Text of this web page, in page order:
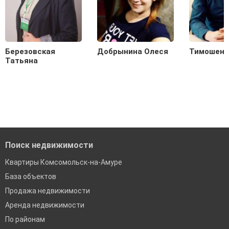
Березовская
Татьяна
Добрынина Олеся
Поиск недвижимости
Квартиры Комсомольск-на-Амуре
База объектов
Продажа недвижимости
Аренда недвижимости
По районам